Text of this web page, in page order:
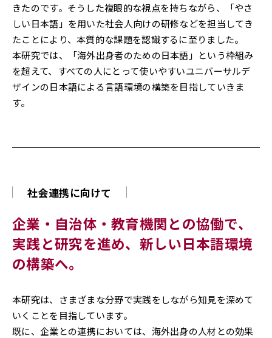
きたのです。そうした複眼的な視点を持ちながら、「やさ
しい日本語」を用いた社会人向けの研修などを担当してき
たことにより、本質的な課題を認識するに至りました。
本研究では、「海外出身者のための日本語」という枠組み
を超えて、すべての人にとって使いやすいユニバーサルデ
ザインの日本語による言語環境の構築を目指していきま
す。
社会連携に向けて
企業・自治体・教育機関との協働で、
実践と研究を進め、 新しい日本語環境
の構築へ。
本研究は、さまざまな分野で実践をしながら知見を深めて
いくことを目指しています。
既に、企業との連携においては、海外出身の人材との効果